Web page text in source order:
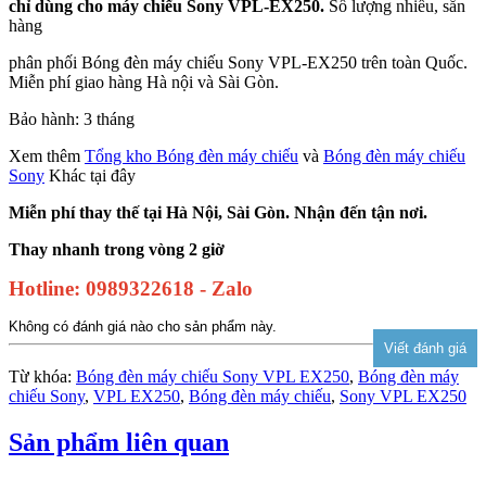
chỉ dùng cho máy chiếu Sony VPL-EX250. Số lượng nhiều, sẵn
hàng
phân phối Bóng đèn máy chiếu Sony VPL-EX250 trên toàn Quốc.
Miễn phí giao hàng Hà nội và Sài Gòn.
Bảo hành: 3 tháng
Xem thêm Tổng kho Bóng đèn máy chiếu và Bóng đèn máy chiếu
Sony Khác tại đây
Miễn phí thay thế tại Hà Nội, Sài Gòn. Nhận đến tận nơi.
Thay nhanh trong vòng 2 giờ
Hotline: 0989322618 - Zalo
Không có đánh giá nào cho sản phẩm này.
Từ khóa: Bóng đèn máy chiếu Sony VPL EX250, Bóng đèn máy
chiếu Sony, VPL EX250, Bóng đèn máy chiếu, Sony VPL EX250
Sản phẩm liên quan